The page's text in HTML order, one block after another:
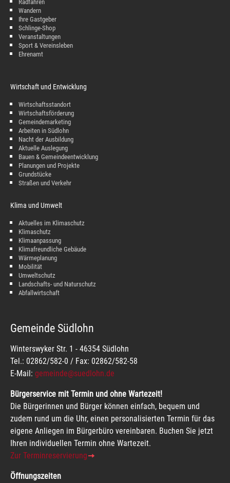
Radfahren
Wandern
Ihre Gastgeber
Schlinge-Shop
Veranstaltungen
Sport & Vereinsleben
Ehrenamt
Wirtschaft und Entwicklung
Wirtschaftsstandort
Wirtschaftsförderung
Gemeindemarketing
Arbeiten in Südlohn
Nacht der Ausbildung
Aktuelle Auslegung
Bauen & Gemeindeentwicklung
Planungen und Projekte
Grundstücke
Straßen und Verkehr
Klima und Umwelt
Aktuelles im Klimaschutz
Klimaschutz
Klimaanpassung
Klimafreundliche Gebäude
Wärmeplanung
Mobilität
Umweltschutz
Landschafts- und Naturschutz
Abfallwirtschaft
Gemeinde Südlohn
Winterswyker Str. 1 - 46354 Südlohn
Tel.: 02862/582-0 / Fax: 02862/582-58
E-Mail: gemeinde@suedlohn.de
Bürgerservice mit Termin und ohne Wartezeit!
Die Bürgerinnen und Bürger können einfach, bequem und
zudem rund um die Uhr, einen personalisierten Termin für das
eigene Anliegen im Bürgerbüro vereinbaren. Buchen Sie jetzt
Ihren individuellen Termin ohne Wartezeit.
Zur Terminreservierung
Öffnungszeiten